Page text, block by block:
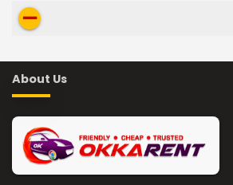
remove
About Us